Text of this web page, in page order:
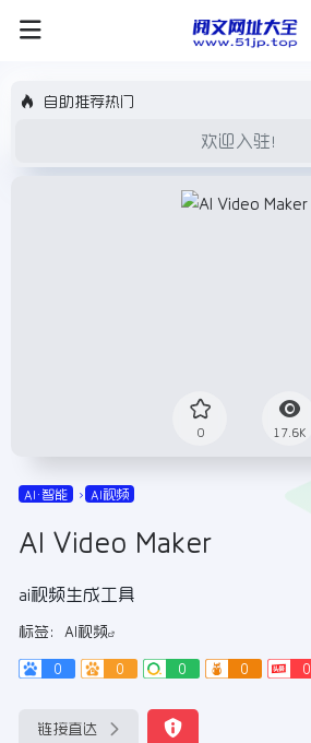
自助推荐热门
欢迎入驻！
0 17.6K
AI•智能 AI视频
AI Video Maker
ai视频生成工具
标签： AI视频
0 0 0 0 0
链接直达